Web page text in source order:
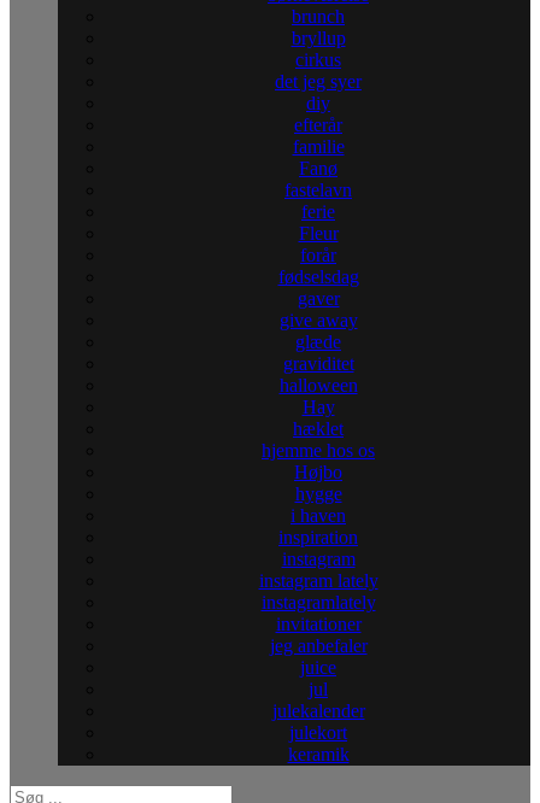
brunch
bryllup
cirkus
det jeg syer
diy
efterår
familie
Fanø
fastelavn
ferie
Fleur
forår
fødselsdag
gaver
give away
glæde
graviditet
halloween
Hay
hæklet
hjemme hos os
Højbo
hygge
i haven
inspiration
instagram
instagram lately
instagramlately
invitationer
jeg anbefaler
juice
jul
julekalender
julekort
keramik